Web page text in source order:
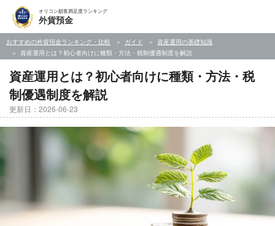
オリコン顧客満足度ランキング
外貨預金
おすすめの外貨預金ランキング・比較 ガイド
資産運用の基礎知識
資産運用とは？初心者向けに種類・方法・税制優遇制度を解説
資産運用とは？初心者向けに種類・方法・税
制優遇制度を解説
更新日：2026-06-23